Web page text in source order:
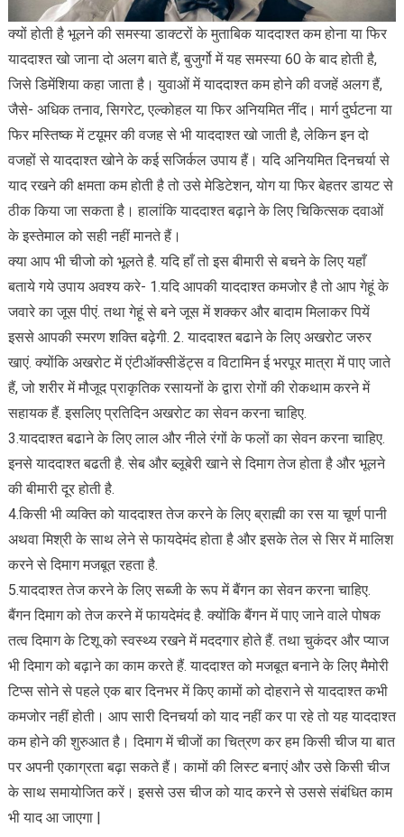
क्यों होती है भूलने की समस्या डाक्टरों के मुताबिक याददाश्त कम होना या फिर
याददाश्त खो जाना दो अलग बाते हैं, बुजुर्गो में यह समस्या 60 के बाद होती है,
जिसे डिमेंशिया कहा जाता है। युवाओं में याददाश्त कम होने की वजहें अलग हैं,
जैसे- अधिक तनाव, सिगरेट, एल्कोहल या फिर अनियमित नींद। मार्ग दुर्घटना या
फिर मस्तिष्क में टय़ूमर की वजह से भी याददाश्त खो जाती है, लेकिन इन दो
वजहों से याददाश्त खोने के कई सजिर्कल उपाय हैं। यदि अनियमित दिनचर्या से
याद रखने की क्षमता कम होती है तो उसे मेडिटेशन, योग या फिर बेहतर डायट से
ठीक किया जा सकता है। हालांकि याददाश्त बढ़ाने के लिए चिकित्सक दवाओं
के इस्तेमाल को सही नहीं मानते हैं।
क्या आप भी चीजो को भूलते है. यदि हाँ तो इस बीमारी से बचने के लिए यहाँ
बताये गये उपाय अवश्य करे- 1.यदि आपकी याददाश्त कमजोर है तो आप गेहूं के
जवारे का जूस पीएं. तथा गेहूं से बने जूस में शक्कर और बादाम मिलाकर पियें
इससे आपकी स्मरण शक्ति बढ़ेगी. 2. याददाश्त बढाने के लिए अखरोट जरुर
खाएं. क्योंकि अखरोट में एंटीऑक्सीडेंट्स व विटामिन ई भरपूर मात्रा में पाए जाते
हैं, जो शरीर में मौजूद प्राकृतिक रसायनों के द्वारा रोगों की रोकथाम करने में
सहायक हैं. इसलिए प्रतिदिन अखरोट का सेवन करना चाहिए.
3.याददाश्त बढाने के लिए लाल और नीले रंगों के फलों का सेवन करना चाहिए.
इनसे याददाश्त बढती है. सेब और ब्लूबेरी खाने से दिमाग तेज होता है और भूलने
की बीमारी दूर होती है.
4.किसी भी व्यक्ति को याददाश्त तेज करने के लिए ब्राह्मी का रस या चूर्ण पानी
अथवा मिश्री के साथ लेने से फायदेमंद होता है और इसके तेल से सिर में मालिश
करने से दिमाग मजबूत रहता है.
5.याददाश्त तेज करने के लिए सब्जी के रूप में बैंगन का सेवन करना चाहिए.
बैंगन दिमाग को तेज करने में फायदेमंद है. क्योंकि बैंगन में पाए जाने वाले पोषक
तत्व दिमाग के टिशू को स्वस्थ्य रखने में मददगार होते हैं. तथा चुकंदर और प्याज
भी दिमाग को बढ़ाने का काम करते हैं. याददाश्त को मजबूत बनाने के लिए मैमोरी
टिप्स सोने से पहले एक बार दिनभर में किए कामों को दोहराने से याददाश्त कभी
कमजोर नहीं होती। आप सारी दिनचर्या को याद नहीं कर पा रहे तो यह याददाश्त
कम होने की शुरुआत है। दिमाग में चीजों का चित्रण कर हम किसी चीज या बात
पर अपनी एकाग्रता बढ़ा सकते हैं। कामों की लिस्ट बनाएं और उसे किसी चीज
के साथ समायोजित करें। इससे उस चीज को याद करने से उससे संबंधित काम
भी याद आ जाएगा |